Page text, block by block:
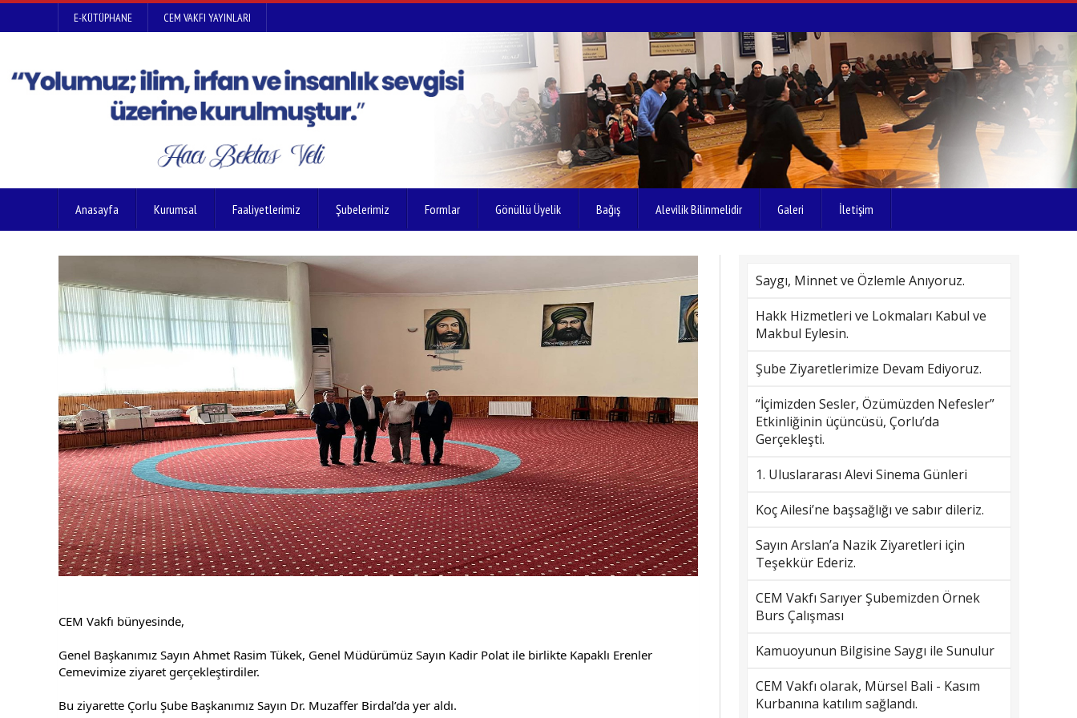
E-KÜTÜPHANE CEM VAKFI YAYINLARI
Anasayfa Kurumsal Faaliyetlerimiz Şubelerimiz Formlar Gönüllü Üyelik Bağış Alevilik Bilinmelidir Galeri İletişim
CEM Vakfı bünyesinde,
Genel Başkanımız Sayın Ahmet Rasim Tükek, Genel Müdürümüz Sayın Kadir Polat ile birlikte Kapaklı Erenler
Cemevimize ziyaret gerçekleştirdiler.
Bu ziyarette Çorlu Şube Başkanımız Sayın Dr. Muzaffer Birdal’da yer aldı.
Saygı, Minnet ve Özlemle Anıyoruz.
Hakk Hizmetleri ve Lokmaları Kabul ve
Makbul Eylesin.
Şube Ziyaretlerimize Devam Ediyoruz.
“İçimizden Sesler, Özümüzden Nefesler”
Etkinliğinin üçüncüsü, Çorlu’da
Gerçekleşti.
1. Uluslararası Alevi Sinema Günleri
Koç Ailesi’ne başsağlığı ve sabır dileriz.
Sayın Arslan’a Nazik Ziyaretleri için
Teşekkür Ederiz.
CEM Vakfı Sarıyer Şubemizden Örnek
Burs Çalışması
Kamuoyunun Bilgisine Saygı ile Sunulur
CEM Vakfı olarak, Mürsel Bali - Kasım
Kurbanına katılım sağlandı.